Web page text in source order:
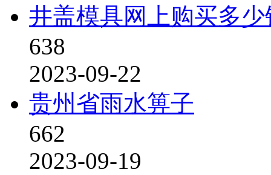
井盖模具网上购买多少
638
2023-09-22
贵州省雨水箅子
662
2023-09-19